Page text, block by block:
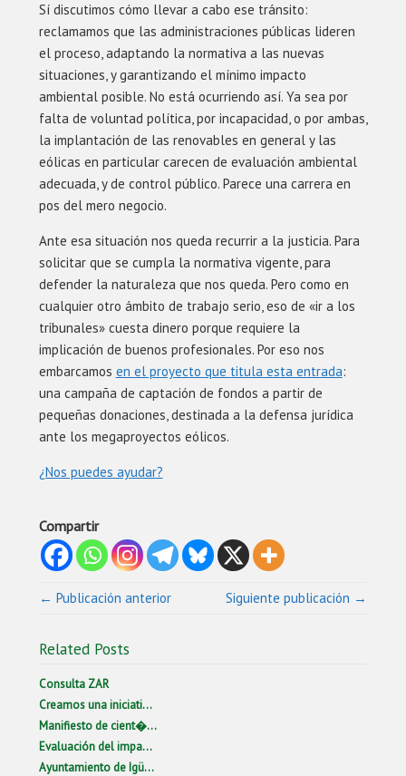
Sí discutimos cómo llevar a cabo ese tránsito:
reclamamos que las administraciones públicas lideren
el proceso, adaptando la normativa a las nuevas
situaciones, y garantizando el mínimo impacto
ambiental posible. No está ocurriendo así. Ya sea por
falta de voluntad política, por incapacidad, o por ambas,
la implantación de las renovables en general y las
eólicas en particular carecen de evaluación ambiental
adecuada, y de control público. Parece una carrera en
pos del mero negocio.
Ante esa situación nos queda recurrir a la justicia. Para
solicitar que se cumpla la normativa vigente, para
defender la naturaleza que nos queda. Pero como en
cualquier otro ámbito de trabajo serio, eso de «ir a los
tribunales» cuesta dinero porque requiere la
implicación de buenos profesionales. Por eso nos
embarcamos en el proyecto que titula esta entrada:
una campaña de captación de fondos a partir de
pequeñas donaciones, destinada a la defensa jurídica
ante los megaproyectos eólicos.
¿Nos puedes ayudar?
Compartir
← Publicación anterior Siguiente publicación →
Related Posts
Consulta ZAR
Creamos una iniciati...
Manifiesto de cient�...
Evaluación del impa...
Ayuntamiento de Igü...